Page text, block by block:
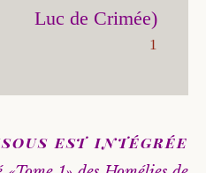
Luc de Crimée)
1
est intégrée